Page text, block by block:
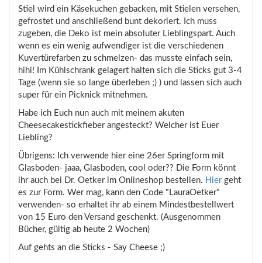
Stiel wird ein Käsekuchen gebacken, mit Stielen versehen,
gefrostet und anschließend bunt dekoriert. Ich muss
zugeben, die Deko ist mein absoluter Lieblingspart. Auch
wenn es ein wenig aufwendiger ist die verschiedenen
Kuvertürefarben zu schmelzen- das musste einfach sein,
hihi! Im Kühlschrank gelagert halten sich die Sticks gut 3-4
Tage (wenn sie so lange überleben ;) ) und lassen sich auch
super für ein Picknick mitnehmen.
Habe ich Euch nun auch mit meinem akuten
Cheesecakestickfieber angesteckt? Welcher ist Euer
Liebling?
Übrigens: Ich verwende hier eine 26er Springform mit
Glasboden- jaaa, Glasboden, cool oder?? Die Form könnt
ihr auch bei Dr. Oetker im Onlineshop bestellen. Hiergeht
es zur Form. Wer mag, kann den Code "LauraOetker"
verwenden- so erhaltet ihr ab einem Mindestbestellwert
von 15 Euro den Versand geschenkt. (Ausgenommen
Bücher, gültig ab heute 2 Wochen)
Auf gehts an die Sticks - Say Cheese ;)